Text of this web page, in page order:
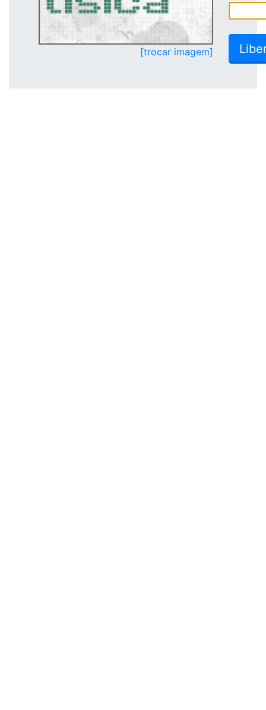
[trocar imagem]